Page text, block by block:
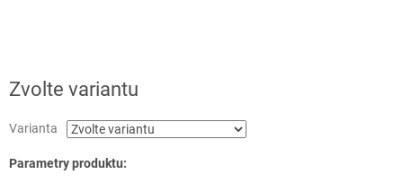
Zvolte variantu
Varianta
Parametry produktu: